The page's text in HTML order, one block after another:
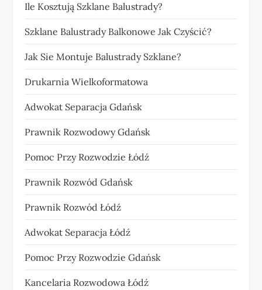
Ile Kosztują Szklane Balustrady?
Szklane Balustrady Balkonowe Jak Czyścić?
Jak Sie Montuje Balustrady Szklane?
Drukarnia Wielkoformatowa
Adwokat Separacja Gdańsk
Prawnik Rozwodowy Gdańsk
Pomoc Przy Rozwodzie Łódź
Prawnik Rozwód Gdańsk
Prawnik Rozwód Łódź
Adwokat Separacja Łódź
Pomoc Przy Rozwodzie Gdańsk
Kancelaria Rozwodowa Łódź